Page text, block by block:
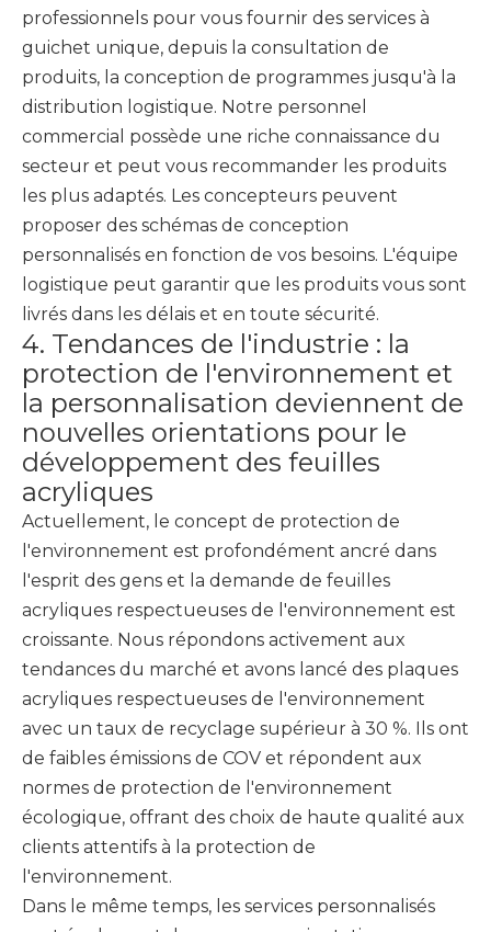
professionnels pour vous fournir des services à
guichet unique, depuis la consultation de
produits, la conception de programmes jusqu'à la
distribution logistique. Notre personnel
commercial possède une riche connaissance du
secteur et peut vous recommander les produits
les plus adaptés. Les concepteurs peuvent
proposer des schémas de conception
personnalisés en fonction de vos besoins. L'équipe
logistique peut garantir que les produits vous sont
livrés dans les délais et en toute sécurité.
4. Tendances de l'industrie : la
protection de l'environnement et
la personnalisation deviennent de
nouvelles orientations pour le
développement des feuilles
acryliques
Actuellement, le concept de protection de
l'environnement est profondément ancré dans
l'esprit des gens et la demande de feuilles
acryliques respectueuses de l'environnement est
croissante. Nous répondons activement aux
tendances du marché et avons lancé des plaques
acryliques respectueuses de l'environnement
avec un taux de recyclage supérieur à 30 %. Ils ont
de faibles émissions de COV et répondent aux
normes de protection de l'environnement
écologique, offrant des choix de haute qualité aux
clients attentifs à la protection de
l'environnement.
Dans le même temps, les services personnalisés